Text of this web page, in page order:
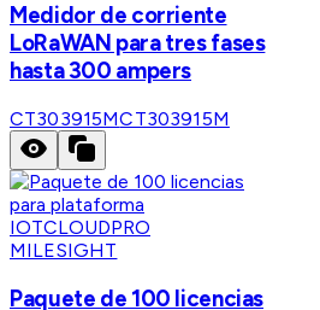
Medidor de corriente
LoRaWAN para tres fases
hasta 300 ampers
CT303915MCT303915M
MILESIGHT
Paquete de 100 licencias